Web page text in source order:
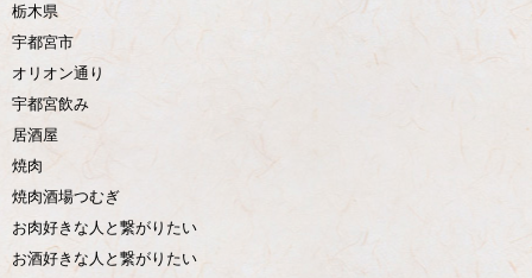
栃木県
宇都宮市
オリオン通り
宇都宮飲み
居酒屋
焼肉
焼肉酒場つむぎ
お肉好きな人と繋がりたい
お酒好きな人と繋がりたい